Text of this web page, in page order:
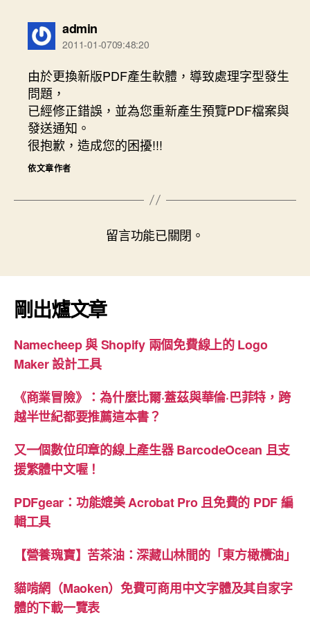
admin表
示:
2011-01-0709:48:20
由於更換新版PDF產生軟體，導致處理字型發生
問題，
已經修正錯誤，並為您重新產生預覽PDF檔案與
發送通知。
很抱歉，造成您的困擾!!!
依文章作者
留言功能已關閉。
剛出爐文章
Namecheep 與 Shopify 兩個免費線上的 Logo
Maker 設計工具
《商業冒險》：為什麼比爾·蓋茲與華倫·巴菲特，跨
越半世紀都要推薦這本書？
又一個數位印章的線上產生器 BarcodeOcean 且支
援繁體中文喔！
PDFgear：功能媲美 Acrobat Pro 且免費的 PDF 編
輯工具
【營養瑰寶】苦茶油：深藏山林間的「東方橄欖油」
貓啃網（Maoken）免費可商用中文字體及其自家字
體的下載一覽表